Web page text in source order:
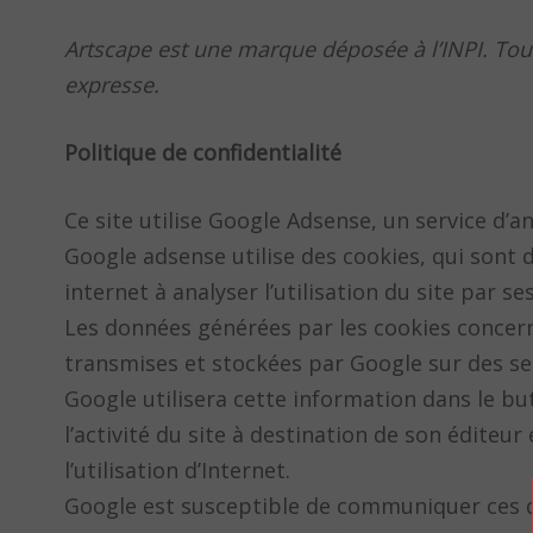
Artscape est une marque déposée à l’INPI.
expresse.
Politique de confidentialité
Ce site utilise Google Adsense, un service
Google adsense utilise des cookies, qui
internet à analyser l’utilisation du site par
Les données générées par les cookies
transmises et stockées par Google sur des
Google utilisera cette information dans le
l’activité du site à destination de son
l’utilisation d’Internet.
Google est susceptible de communiquer ces